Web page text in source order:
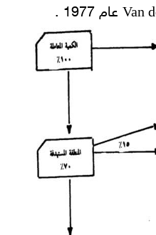
Van عام 1977 .